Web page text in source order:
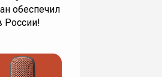
обеспечил
России!